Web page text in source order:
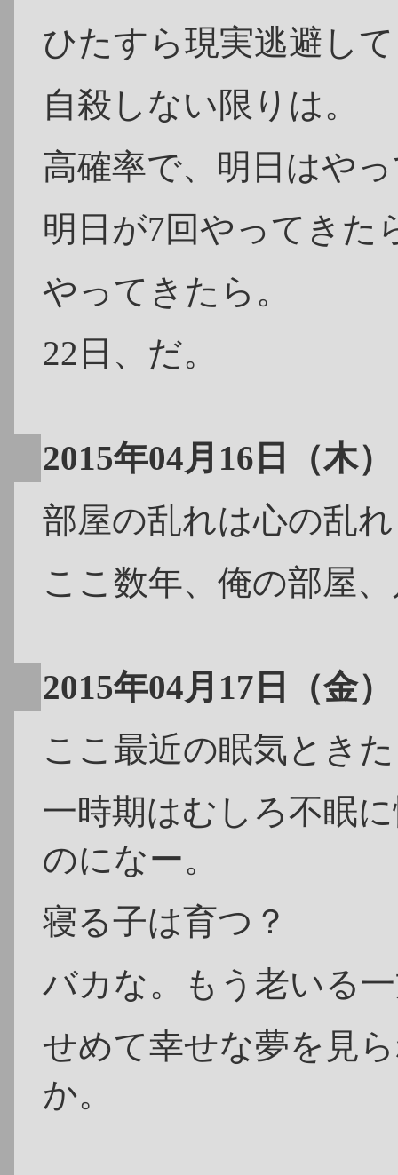
ひたすら現実逃避し
自殺しない限りは。
高確率で、明日はや
明日が7回やってきた
やってきたら。
22日、だ。
2015年04月16日（木）
部屋の乱れは心の乱
ここ数年、俺の部屋
2015年04月17日（金）
ここ最近の眠気とき
一時期はむしろ不眠
のになー。
寝る子は育つ？
バカな。もう老いる
せめて幸せな夢を見
か。